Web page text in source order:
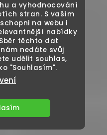
a vyhodnocování
stran. S vaším
na webu i
nabídky
těchto dat
nedáte svůj
udělit souhlas,
"Souhlasím".